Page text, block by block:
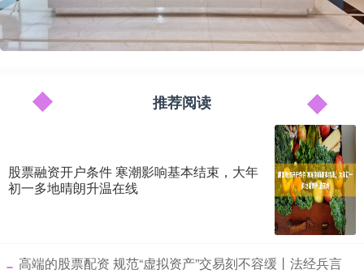
推荐阅读
股票融资开户条件 寒潮影响基本结束，大年
初一多地晴朗升温在线
​高端的股票配资 规范“虚拟资产”交易刻不容缓丨法经兵言